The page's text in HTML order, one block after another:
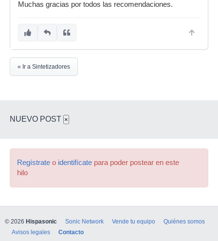
Muchas gracias por todos las recomendaciones.
« Ir a Sintetizadores
NUEVO POST ×
Regístrate o identifícate para poder postear en este
hilo
© 2026 Hispasonic Sonic Network Vende tu equipo
Quiénes somos
Avisos legales
Contacto